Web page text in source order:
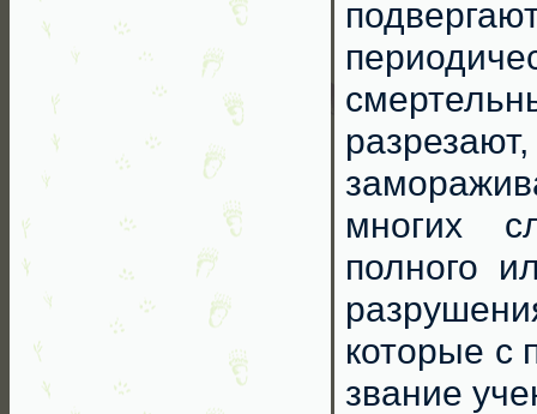
многих
полного
которые с
звание